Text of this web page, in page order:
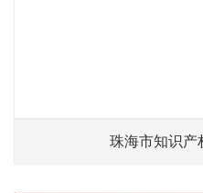
珠海市知识产